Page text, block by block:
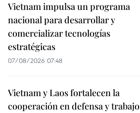
Vietnam impulsa un programa
nacional para desarrollar y
comercializar tecnologías
estratégicas
07/08/2026 07:48
Vietnam y Laos fortalecen la
cooperación en defensa y trabajo